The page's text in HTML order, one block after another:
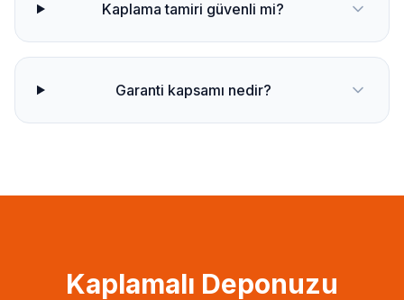
Kaplama tamiri güvenli mi?
Garanti kapsamı nedir?
Kaplamalı Deponuzu